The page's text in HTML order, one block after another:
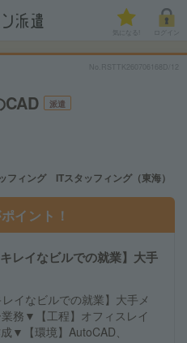
気になる!
No.RSTTK260706168D/12
CAD 派遣
フィング ITスタッフィング（東海）
イント！
レイなビルでの就業】大手
イなビルでの就業】大手メ
務▼【工程】オフィスレイ
▼【環境】AutoCAD、